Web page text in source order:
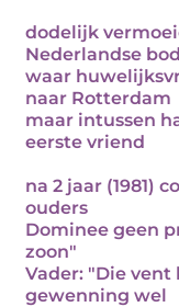
dodelijk
Nederlandse
waar
naar Rotterdam
maar intussen
eerste vriend
na 2 jaar (1981)
ouders
Dominee geen
zoon"
Vader: "Die
gewenning wel